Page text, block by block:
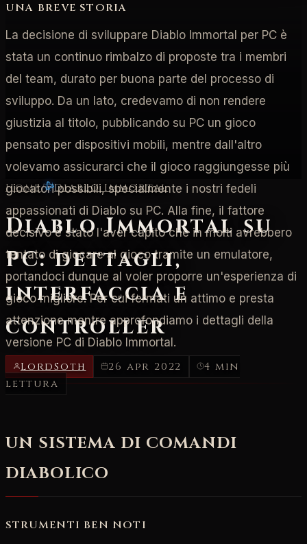
Home/ Diablo Immortal
Diablo Immortal su
PC: dettagli,
interfaccia e
controller
LordSoth 26 apr 2022
4 min
lettura
UNA BREVE STORIA
La decisione di sviluppare Diablo Immortal per PC è
stata un continuo rimbalzo di proposte tra i membri
del team, durato per buona parte del processo di
sviluppo. Da un lato, credevamo di non rendere
giustizia al titolo, pubblicando su PC un gioco
pensato per dispositivi mobili, mentre dall'altro
volevamo assicurarci che il gioco raggiungesse più
giocatori possibili, specialmente i nostri fedeli
appassionati di Diablo su PC. Alla fine, il fattore
decisivo è stato l'aver capito che in molti avrebbero
tentato di giocare al gioco tramite un emulatore,
portandoci dunque al voler proporre un'esperienza di
gioco migliore. Per cui fermati un attimo e presta
attenzione mentre approfondiamo i dettagli della
versione PC di Diablo Immortal.
UN SISTEMA DI COMANDI
DIABOLICO
STRUMENTI BEN NOTI